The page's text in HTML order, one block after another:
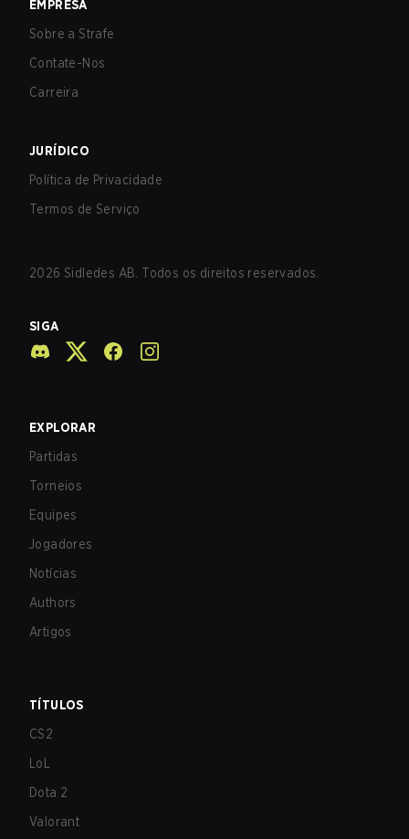
EMPRESA
Sobre a Strafe
Contate-Nos
Carreira
JURÍDICO
Política de Privacidade
Termos de Serviço
2026 Sidledes AB. Todos os direitos reservados.
SIGA
EXPLORAR
Partidas
Torneios
Equipes
Jogadores
Notícias
Authors
Artigos
TÍTULOS
CS2
LoL
Dota 2
Valorant